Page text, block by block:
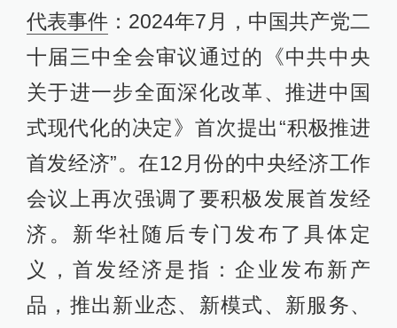
代表事件 ：2024年7月，中国共产党二
十届三中全会审议通过的《中共中央
关于进一步全面深化改革、推进中国
式现代化的决定》首次提出“积极推进
首发经济”。在12月份的中央经济工作
会议上再次强调了要积极发展首发经
济。新华社随后专门发布了具体定
义，首发经济是指：企业发布新产
品，推出新业态、新模式、新服务、